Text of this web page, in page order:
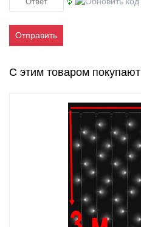
Отправить
С этим товаром покупают